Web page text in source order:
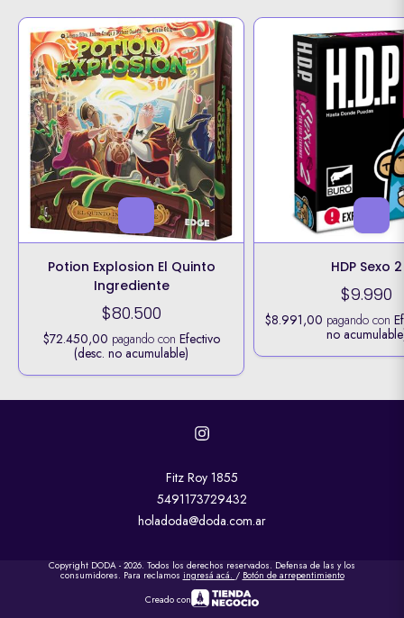
Potion Explosion El Quinto
Ingrediente
$80.500
$72.450,00 pagando con Efectivo
(desc. no acumulable)
HDP Sexo 2
$9.990
$8.991,00 pagando con
no
Fitz Roy 1855
5491173729432
holadoda@doda.com.ar
Copyright DODA - 2026. Todos los derechos reservados. Defensa de las y los
consumidores. Para reclamos ingresá acá. / Botón de arrepentimiento
Creado con